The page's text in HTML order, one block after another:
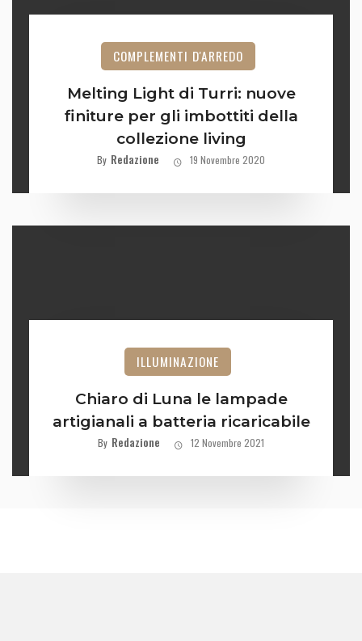
COMPLEMENTI D'ARREDO
Melting Light di Turri: nuove
finiture per gli imbottiti della
collezione living
By Redazione 19 Novembre 2020
ILLUMINAZIONE
Chiaro di Luna le lampade
artigianali a batteria ricaricabile
By Redazione 12 Novembre 2021